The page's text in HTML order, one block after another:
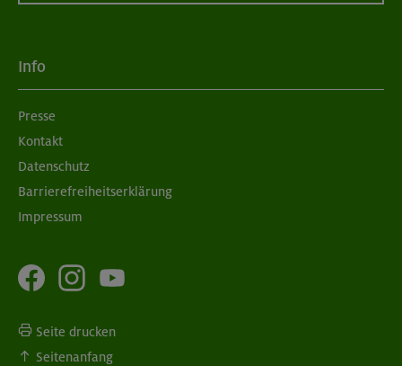
Info
Presse
Kontakt
Datenschutz
Barrierefreiheitserklärung
Impressum
Seite drucken
Seitenanfang